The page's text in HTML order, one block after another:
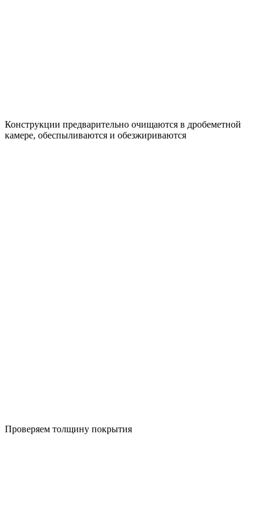
Конструкции предварительно очищаются в дробеметной
камере, обеспыливаются и обезжириваются
Проверяем толщину покрытия